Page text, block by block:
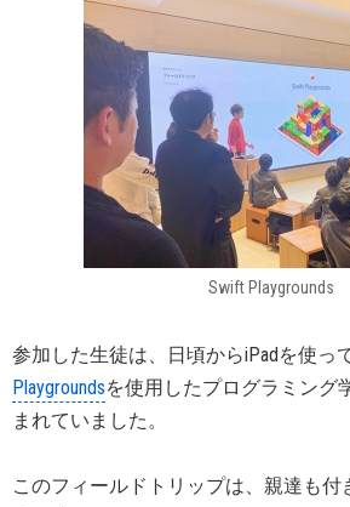
Swift Playgrounds
参加した生徒は、日頃からiPadを使っ
Playgroundsを使用したプログラミング
まれていました。
このフィールドトリップは、親達も付